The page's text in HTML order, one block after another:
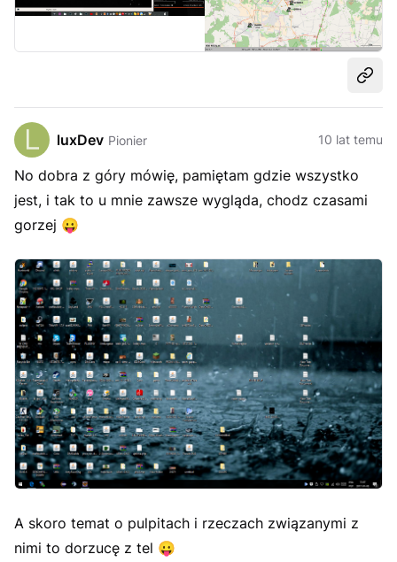
luxDev Pionier 10 lat temu
No dobra z góry mówię, pamiętam gdzie wszystko
jest, i tak to u mnie zawsze wygląda, chodz czasami
gorzej 😛
A skoro temat o pulpitach i rzeczach związanymi z
nimi to dorzucę z tel 😛